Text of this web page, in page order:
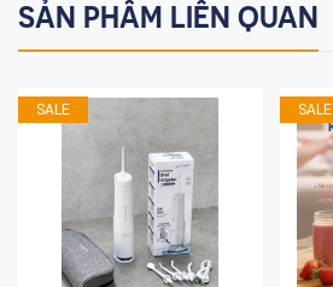
SẢN PHẨM LIÊN QUAN
SALE SALE